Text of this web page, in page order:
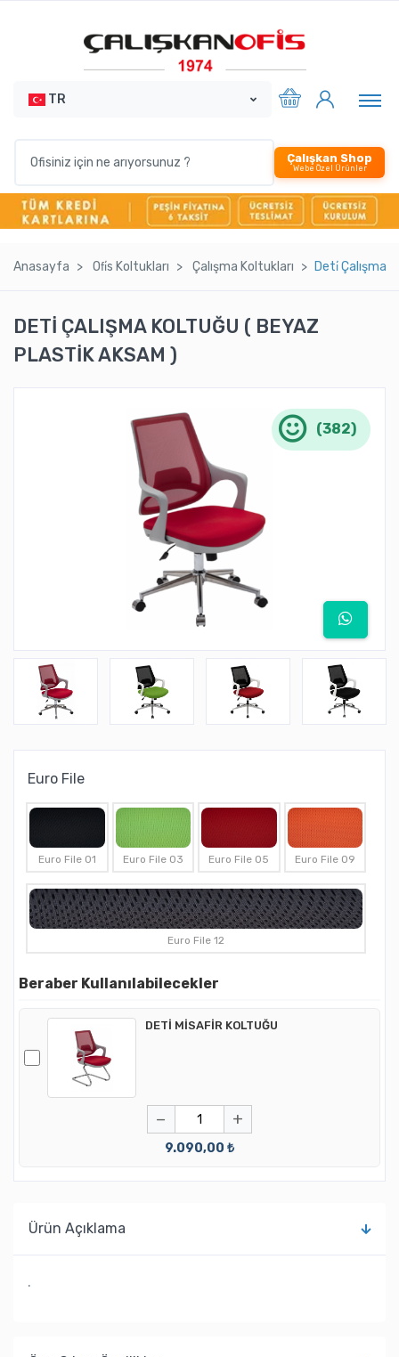
TR
Çalışkan Shop
Webe Özel Ürünler
Anasayfa Ofi̇s Koltukları Çalışma Koltukları Deti̇ Çalışma
DETİ ÇALIŞMA KOLTUĞU ( BEYAZ
PLASTİK AKSAM )
(382)
Euro File
Euro File 01 Euro File 03 Euro File 05 Euro File 09
Euro File 12
Beraber Kullanılabilecekler
DETİ MİSAFİR KOLTUĞU
− +
9.090,00 ₺
Ürün Açıklama
.